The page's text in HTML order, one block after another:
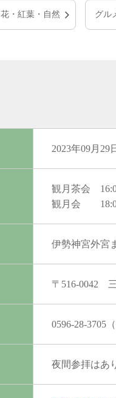
花・紅葉・自然 グル
2023年09月29
観月茶会
観月会
伊勢神宮外宮
〒516-0042
0596-28-3705
夜間参拝はあ